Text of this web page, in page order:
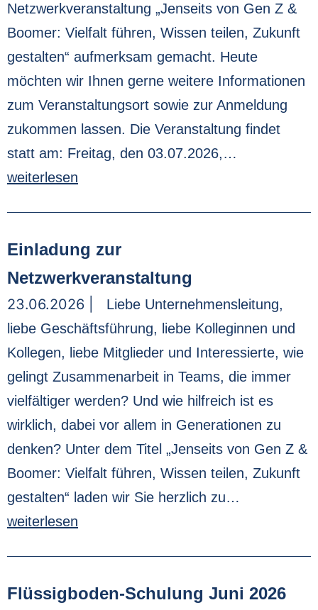
Netzwerkveranstaltung „Jenseits von Gen Z &
Boomer: Vielfalt führen, Wissen teilen, Zukunft
gestalten“ aufmerksam gemacht. Heute
möchten wir Ihnen gerne weitere Informationen
zum Veranstaltungsort sowie zur Anmeldung
zukommen lassen. Die Veranstaltung findet
statt am: Freitag, den 03.07.2026,…
weiterlesen
Einladung zur
Netzwerkveranstaltung
23.06.2026 |
Liebe Unternehmensleitung,
liebe Geschäftsführung, liebe Kolleginnen und
Kollegen, liebe Mitglieder und Interessierte, wie
gelingt Zusammenarbeit in Teams, die immer
vielfältiger werden? Und wie hilfreich ist es
wirklich, dabei vor allem in Generationen zu
denken? Unter dem Titel „Jenseits von Gen Z &
Boomer: Vielfalt führen, Wissen teilen, Zukunft
gestalten“ laden wir Sie herzlich zu…
weiterlesen
Flüssigboden-Schulung Juni 2026